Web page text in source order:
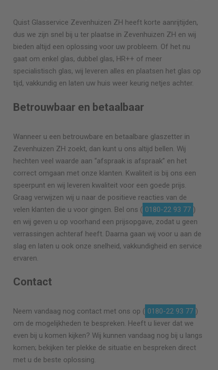
Quist Glasservice Zevenhuizen ZH heeft korte aanrijtijden,
dus we zijn snel bij u ter plaatse in Zevenhuizen ZH en wij
bieden altijd een oplossing voor uw probleem. Of het nu
gaat om enkel glas, dubbel glas, HR++ of meer
specialistisch glas, wij leveren alles en plaatsen het glas op
tijd, vakkundig en laten uw huis weer keurig netjes achter.
Betrouwbaar en betaalbaar
Wanneer u een betrouwbare en betaalbare glaszetter in
Zevenhuizen ZH zoekt, dan kunt u ons altijd bellen. Wij
hechten veel waarde aan “afspraak is afspraak” en het
correct omgaan met onze klanten. Kwaliteit is bij ons een
speerpunt en wij leveren kwaliteit voor een goede prijs.
Graag verwijzen wij u naar de positieve reacties van de
velen klanten die u voor gingen. Bel ons ( 0180-22 93 77 )
en wij geven u op voorhand een prijsopgave, zodat u geen
verrassingen achteraf heeft. Daarna gaan wij voor u aan de
slag en laten u ook onze snelheid, vakkundigheid en service
ervaren.
Contact
Neem vandaag nog contact met ons op ( 0180-22 93 77 )
om de mogelijkheden te bespreken. Heeft u liever dat we
even bij u komen kijken? Wij kunnen vandaag nog bij u langs
komen; bekijken ter plekke de situatie en bespreken direct
met u de beste oplossing.